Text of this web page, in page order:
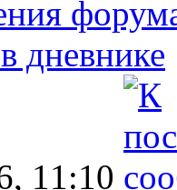
дневнике
11:10